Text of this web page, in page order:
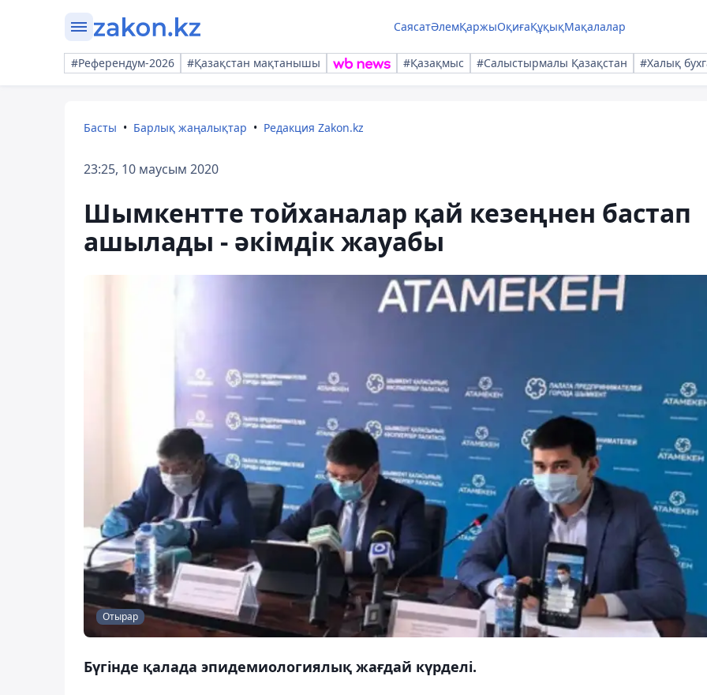
СаясатӘлемҚаржыОқиғаҚұқықМақалалар
#Референдум-2026 #Қазақстан мақтанышы #Қазақмыс #Салыстырмалы Қазақстан #Халық
Басты Барлық жаңалықтар Редакция Zakon.kz
23:25, 10 маусым 2020
Шымкентте тойханалар қай кезеңнен бастап
ашылады - әкімдік жауабы
Отырар
Бүгінде қалада эпидемиологиялық жағдай күрделі.